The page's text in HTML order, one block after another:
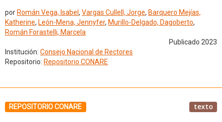
por Román Vega, Isabel , Vargas Cullell, Jorge, Barquero Mejías,
Katherine, León-Mena, Jennyfer, Murillo-Delgado, Dagoberto,
Román Forastelli, Marcela
Publicado 2023
Institución: Consejo Nacional de Rectores
Repositorio: Repositorio CONARE
REPOSITORIO CONARE texto